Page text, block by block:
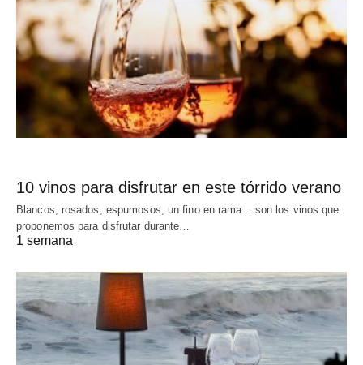
10 vinos para disfrutar en este tórrido verano
Blancos, rosados, espumosos, un fino en rama... son los vinos que
proponemos para disfrutar durante…
1 semana